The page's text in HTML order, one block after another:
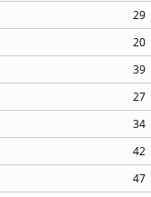
29
20
39
27
34
42
47